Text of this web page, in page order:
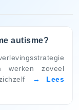
autisme?
werken zoveel
Lees